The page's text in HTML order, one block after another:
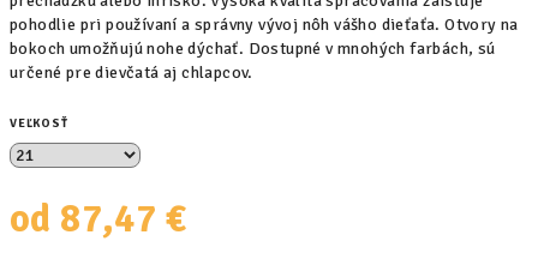
pohodlie pri používaní a správny vývoj nôh vášho dieťaťa. Otvory na
bokoch umožňujú nohe dýchať. Dostupné v mnohých farbách, sú
určené pre dievčatá aj chlapcov.
VEĽKOSŤ
od 87,47 €